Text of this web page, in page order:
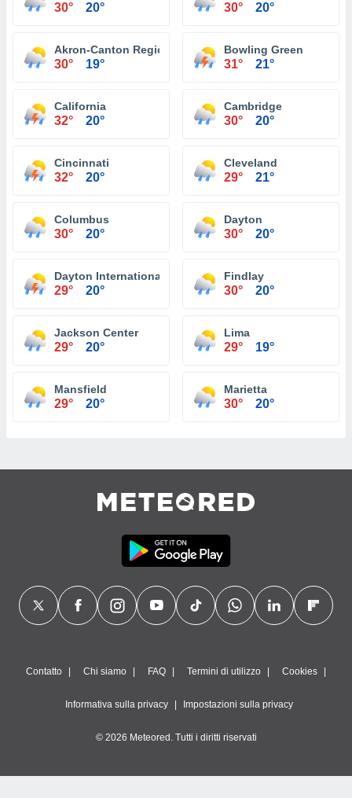
30° 20° 30° 20°
Akron-Canton Regional Airport
30° 19°
Bowling Green
31° 21°
California
32° 20°
Cambridge
30° 20°
Cincinnati
32° 20°
Cleveland
29° 21°
Columbus
30° 20°
Dayton
30° 20°
Dayton International Airport
29° 20°
Findlay
30° 20°
Jackson Center
29° 20°
Lima
29° 19°
Mansfield
29° 20°
Marietta
30° 20°
Contatto Chi siamo FAQ Termini di utilizzo Cookies
Informativa sulla privacy Impostazioni sulla privacy
© 2026 Meteored. Tutti i diritti riservati